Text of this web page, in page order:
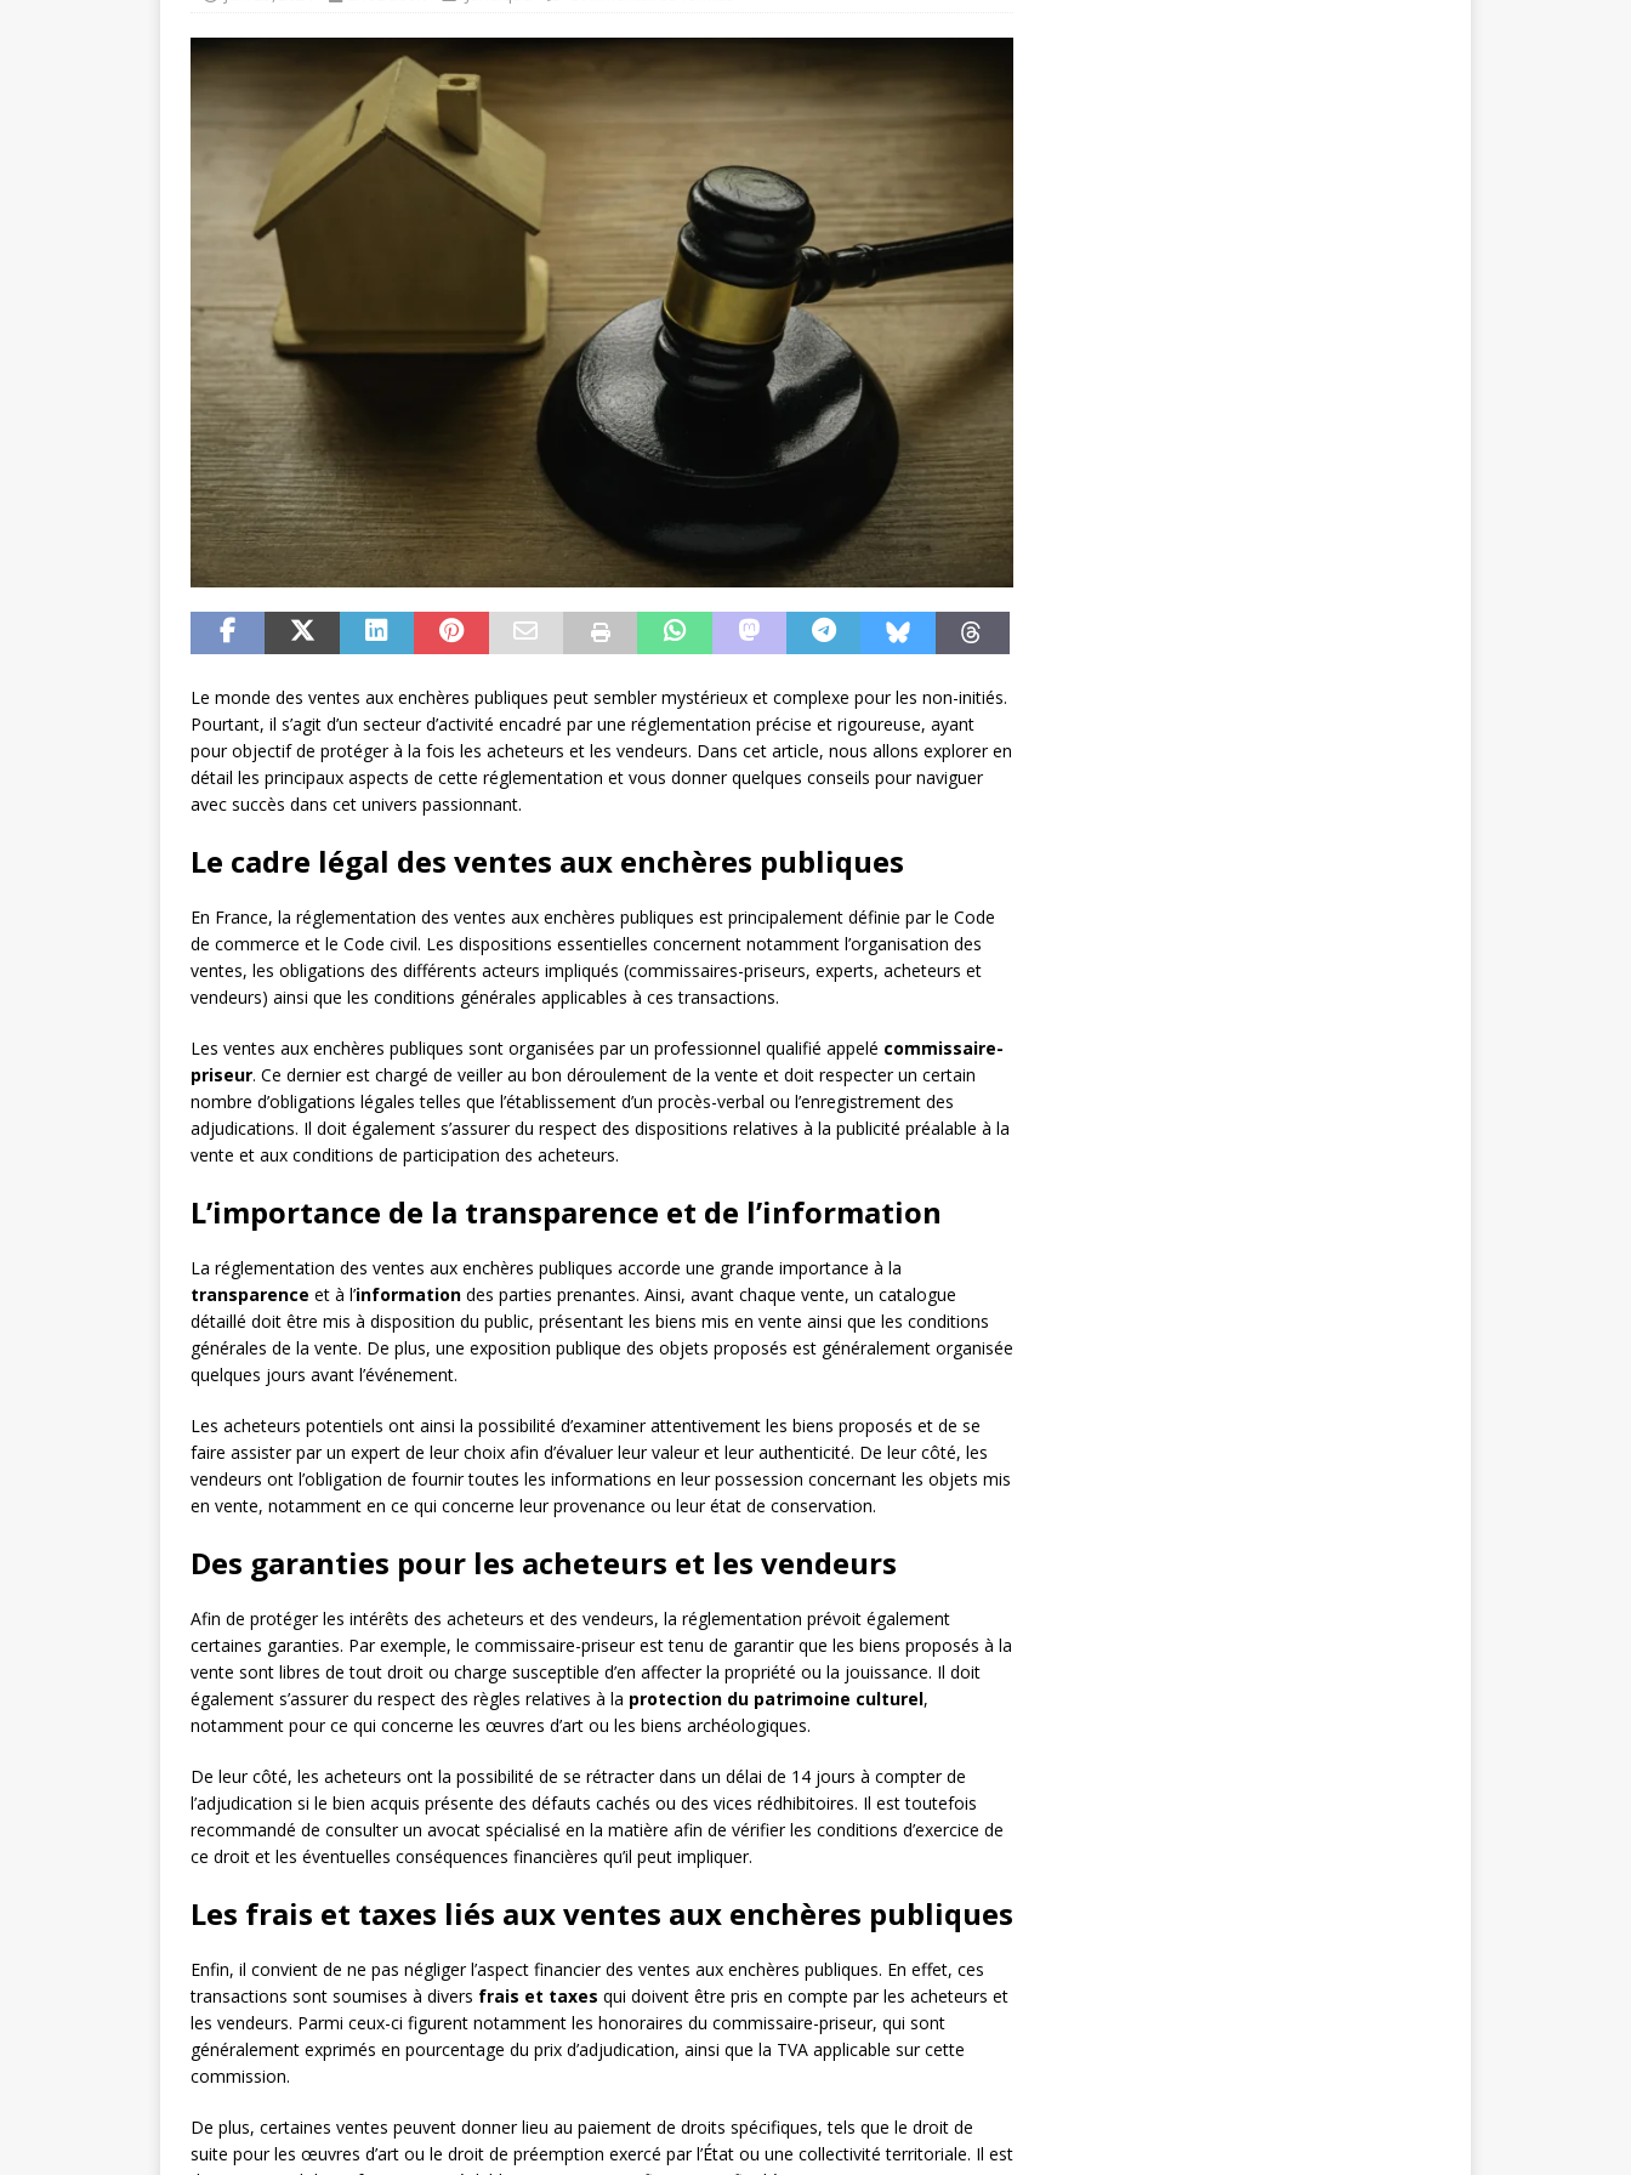
Le monde des ventes aux enchères publiques peut sembler mystérieux et complexe pour les non-initiés.
Pourtant, il s’agit d’un secteur d’activité encadré par une réglementation précise et rigoureuse, ayant
pour objectif de protéger à la fois les acheteurs et les vendeurs. Dans cet article, nous allons explorer en
détail les principaux aspects de cette réglementation et vous donner quelques conseils pour naviguer
avec succès dans cet univers passionnant.
Le cadre légal des ventes aux enchères publiques
En France, la réglementation des ventes aux enchères publiques est principalement définie par le Code
de commerce et le Code civil. Les dispositions essentielles concernent notamment l’organisation des
ventes, les obligations des différents acteurs impliqués (commissaires-priseurs, experts, acheteurs et
vendeurs) ainsi que les conditions générales applicables à ces transactions.
Les ventes aux enchères publiques sont organisées par un professionnel qualifié appelé commissaire-
priseur. Ce dernier est chargé de veiller au bon déroulement de la vente et doit respecter un certain
nombre d’obligations légales telles que l’établissement d’un procès-verbal ou l’enregistrement des
adjudications. Il doit également s’assurer du respect des dispositions relatives à la publicité préalable à la
vente et aux conditions de participation des acheteurs.
L’importance de la transparence et de l’information
La réglementation des ventes aux enchères publiques accorde une grande importance à la
transparence et à l’information des parties prenantes. Ainsi, avant chaque vente, un catalogue
détaillé doit être mis à disposition du public, présentant les biens mis en vente ainsi que les conditions
générales de la vente. De plus, une exposition publique des objets proposés est généralement organisée
quelques jours avant l’événement.
Les acheteurs potentiels ont ainsi la possibilité d’examiner attentivement les biens proposés et de se
faire assister par un expert de leur choix afin d’évaluer leur valeur et leur authenticité. De leur côté, les
vendeurs ont l’obligation de fournir toutes les informations en leur possession concernant les objets mis
en vente, notamment en ce qui concerne leur provenance ou leur état de conservation.
Des garanties pour les acheteurs et les vendeurs
Afin de protéger les intérêts des acheteurs et des vendeurs, la réglementation prévoit également
certaines garanties. Par exemple, le commissaire-priseur est tenu de garantir que les biens proposés à la
vente sont libres de tout droit ou charge susceptible d’en affecter la propriété ou la jouissance. Il doit
également s’assurer du respect des règles relatives à la protection du patrimoine culturel,
notamment pour ce qui concerne les œuvres d’art ou les biens archéologiques.
De leur côté, les acheteurs ont la possibilité de se rétracter dans un délai de 14 jours à compter de
l’adjudication si le bien acquis présente des défauts cachés ou des vices rédhibitoires. Il est toutefois
recommandé de consulter un avocat spécialisé en la matière afin de vérifier les conditions d’exercice de
ce droit et les éventuelles conséquences financières qu’il peut impliquer.
Les frais et taxes liés aux ventes aux enchères publiques
Enfin, il convient de ne pas négliger l’aspect financier des ventes aux enchères publiques. En effet, ces
transactions sont soumises à divers frais et taxes qui doivent être pris en compte par les acheteurs et
les vendeurs. Parmi ceux-ci figurent notamment les honoraires du commissaire-priseur, qui sont
généralement exprimés en pourcentage du prix d’adjudication, ainsi que la TVA applicable sur cette
commission.
De plus, certaines ventes peuvent donner lieu au paiement de droits spécifiques, tels que le droit de
suite pour les œuvres d’art ou le droit de préemption exercé par l’État ou une collectivité territoriale. Il est